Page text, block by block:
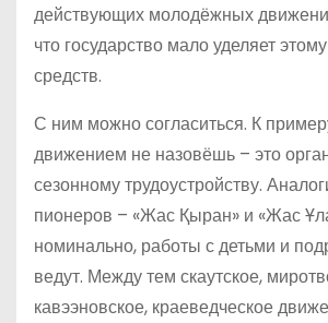
действующих молодёжных
что государство мало уделяет
средств.
С ним можно согласиться. К
движением не назовёшь – это
сезонному трудоустройству.
пионеров – «Жас Қыран» и «Жас
номинально, работы с детьми и
ведут. Между тем скаутское,
кавээновское, краеведческое